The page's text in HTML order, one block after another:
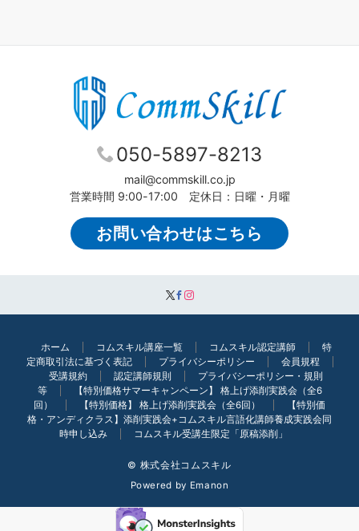
050-5897-8213
mail@commskill.co.jp
営業時間 9:00-17:00 定休日：日曜・月曜
お問い合わせはこちら
ホーム コムスキル講座一覧 コムスキル認定講師
特
定商取引法に基づく表記
プライバシーポリシー
会員規程
受講規約
認定講師規則
プライバシーポリシー・規則
等
【特別価格サマーキャンペーン】 格上げ添削実践会（全6
回）
【特別価格】 格上げ添削実践会（全6回）
【特別価
格・アンディクラス】添削実践会+コムスキル言語化講師養成実践会同
時申し込み
コムスキル受講生限定「原稿添削」
© 株式会社コムスキル
Powered by Emanon